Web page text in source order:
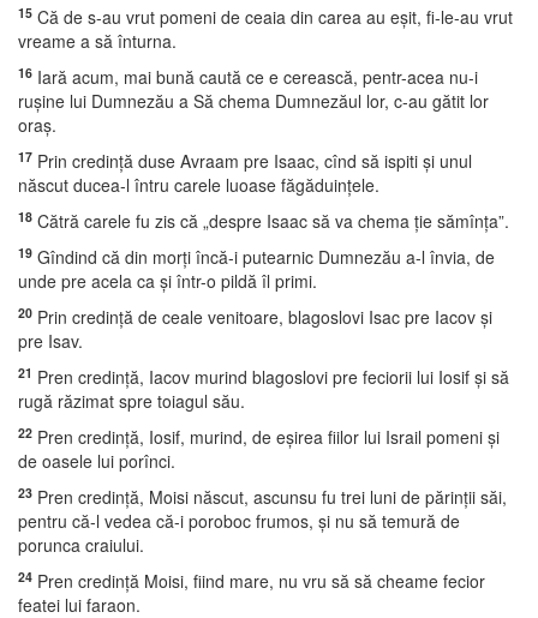
15 Că de s-au vrut pomeni de ceaia din carea au eşit, fi-le-au vrut
vreame a să înturna.
16 Iară acum, mai bună caută ce e cerească, pentr-acea nu-i
ruşine lui Dumnezău a Să chema Dumnezăul lor, c-au gătit lor
oraş.
17 Prin credinţă duse Avraam pre Isaac, cînd să ispiti şi unul
născut ducea-l întru carele luoase făgăduinţele.
18 Cătră carele fu zis că „despre Isaac să va chema ţie sămînţa”.
19 Gîndind că din morţi încă-i putearnic Dumnezău a-l învia, de
unde pre acela ca şi într-o pildă îl primi.
20 Prin credinţă de ceale venitoare, blagoslovi Isac pre Iacov şi
pre Isav.
21 Pren credinţă, Iacov murind blagoslovi pre feciorii lui Iosif şi să
rugă răzimat spre toiagul său.
22 Pren credinţă, Iosif, murind, de eşirea fiilor lui Israil pomeni şi
de oasele lui porînci.
23 Pren credinţă, Moisi născut, ascunsu fu trei luni de părinţii săi,
pentru că-l vedea că-i poroboc frumos, şi nu să temură de
porunca craiului.
24 Pren credinţă Moisi, fiind mare, nu vru să să cheame fecior
featei lui faraon.